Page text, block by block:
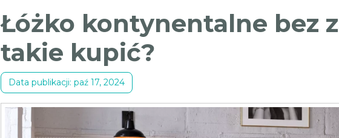
Łóżko kontynentalne bez
takie kupić?
Data publikacji: paź 17, 2024